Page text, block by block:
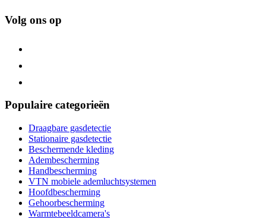
Volg ons op
Populaire categorieën
Draagbare gasdetectie
Stationaire gasdetectie
Beschermende kleding
Adembescherming
Handbescherming
VTN mobiele ademluchtsystemen
Hoofdbescherming
Gehoorbescherming
Warmtebeeldcamera's